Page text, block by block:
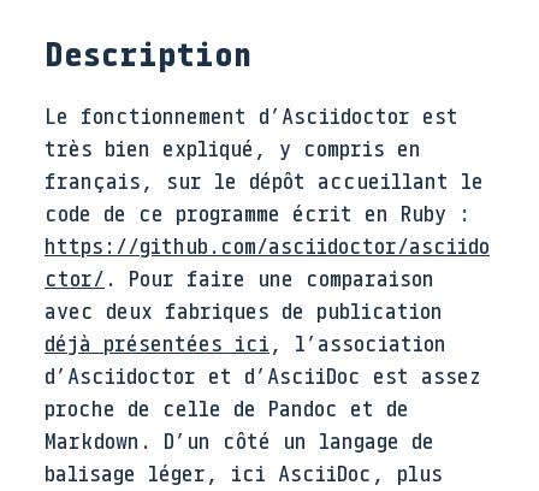
Description
Le fonctionnement d’Asciidoctor est
très bien expliqué, y compris en
français, sur le dépôt accueillant le
code de ce programme écrit en Ruby :
https://github.com/asciidoctor/asciido
ctor/ . Pour faire une comparaison
avec deux fabriques de publication
déjà présentées ici , l’association
d’Asciidoctor et d’AsciiDoc est assez
proche de celle de Pandoc et de
Markdown. D’un côté un langage de
balisage léger, ici AsciiDoc, plus